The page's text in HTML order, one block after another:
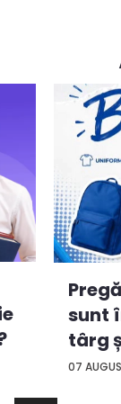
07
sunt
târg
con...